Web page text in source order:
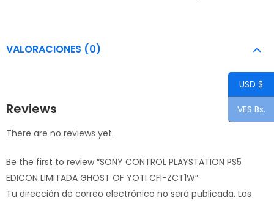
VALORACIONES (0)
Reviews
There are no reviews yet.
Be the first to review “SONY CONTROL PLAYSTATION PS5
EDICON LIMITADA GHOST OF YOTI CFI-ZCT1W”
Tu dirección de correo electrónico no será publicada. Los
USD $
VES Bs.